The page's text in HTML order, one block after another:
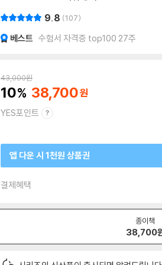
9.8 107
베스트 수험서 자격증 top100 27주
43,000원
10 38,700
YES포인트
앱 다운 시 1천원 상품권
결제혜택
종이책
38,700